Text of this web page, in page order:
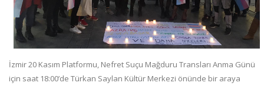
İzmir 20 Kasım Platformu, Nefret Suçu Mağduru Transları Anma Günü
için saat 18:00’de Türkan Saylan Kültür Merkezi önünde bir araya